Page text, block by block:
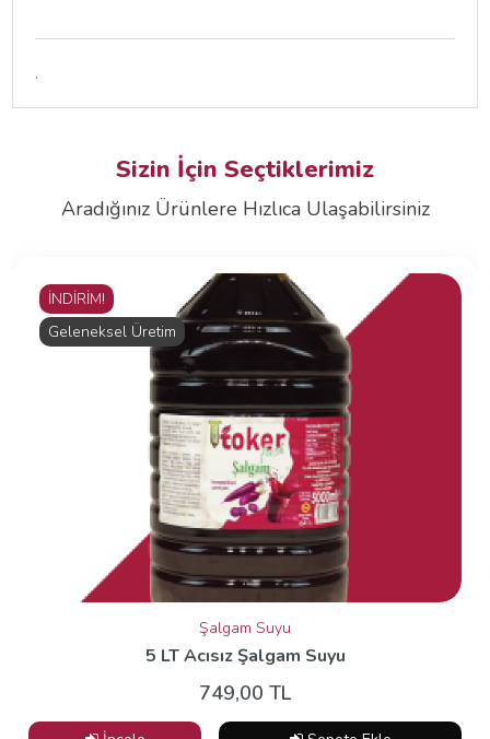
.
Sizin İçin Seçtiklerimiz
Aradığınız Ürünlere Hızlıca Ulaşabilirsiniz
İNDİRİM!
Geleneksel Üretim
Şalgam Suyu
5 LT Acısız Şalgam Suyu
749,00 TL